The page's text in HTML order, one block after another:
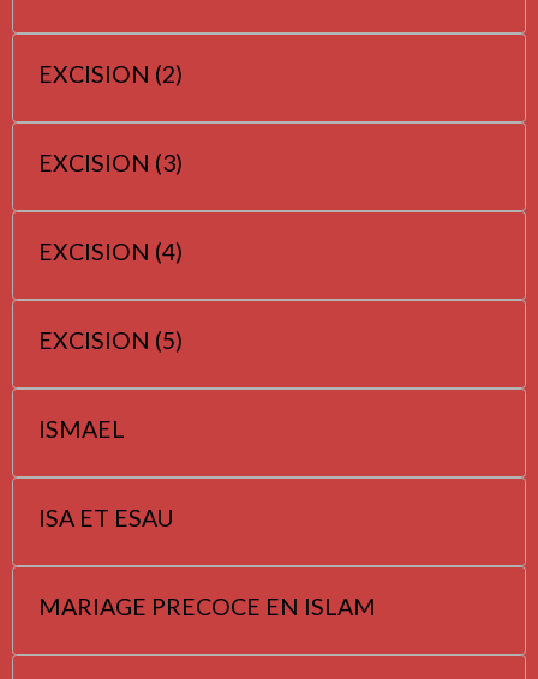
EXCISION (2)
EXCISION (3)
EXCISION (4)
EXCISION (5)
ISMAEL
ISA ET ESAU
MARIAGE PRECOCE EN ISLAM